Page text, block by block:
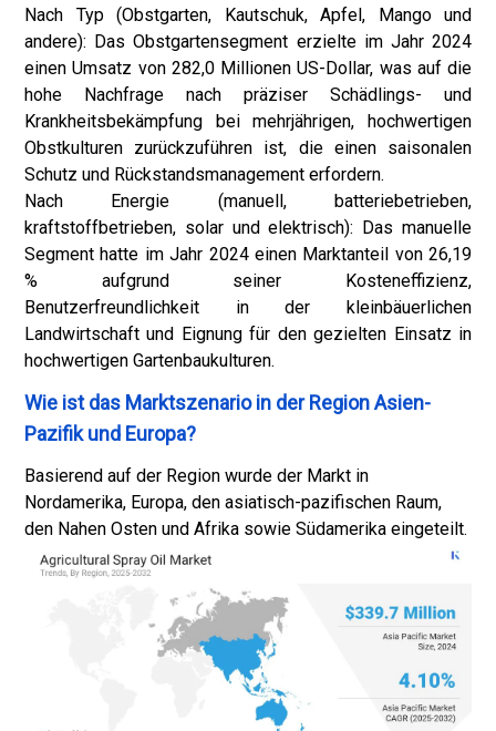
Nach Typ (Obstgarten, Kautschuk, Apfel, Mango und
andere): Das Obstgartensegment erzielte im Jahr 2024
einen Umsatz von 282,0 Millionen US-Dollar, was auf die
hohe Nachfrage nach präziser Schädlings- und
Krankheitsbekämpfung bei mehrjährigen, hochwertigen
Obstkulturen zurückzuführen ist, die einen saisonalen
Schutz und Rückstandsmanagement erfordern.
Nach Energie (manuell, batteriebetrieben,
kraftstoffbetrieben, solar und elektrisch): Das manuelle
Segment hatte im Jahr 2024 einen Marktanteil von 26,19
% aufgrund seiner Kosteneffizienz,
Benutzerfreundlichkeit in der kleinbäuerlichen
Landwirtschaft und Eignung für den gezielten Einsatz in
hochwertigen Gartenbaukulturen.
Wie ist das Marktszenario in der Region Asien-
Pazifik und Europa?
Basierend auf der Region wurde der Markt in
Nordamerika, Europa, den asiatisch-pazifischen Raum,
den Nahen Osten und Afrika sowie Südamerika eingeteilt.